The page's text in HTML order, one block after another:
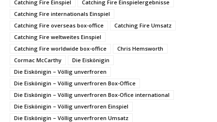
Catching Fire Einspiel
Catching Fire Einspielergebnisse
Catching Fire internationals Einspiel
Catching Fire overseas box-office
Catching Fire Umsatz
Catching Fire weltweites Einspiel
Catching Fire worldwide box-office
Chris Hemsworth
Cormac McCarthy
Die Eiskönigin
Die Eiskönigin – Völlig unverfroren
Die Eiskönigin – Völlig unverfroren Box-Office
Die Eiskönigin – Völlig unverfroren Box-Ofice international
Die Eiskönigin – Völlig unverfroren Einspiel
Die Eiskönigin – Völlig unverfroren Umsatz